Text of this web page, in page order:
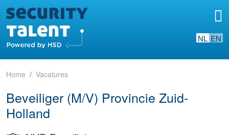
NL EN
Home Vacatures
Beveiliger (M/V) Provincie Zuid-
Holland